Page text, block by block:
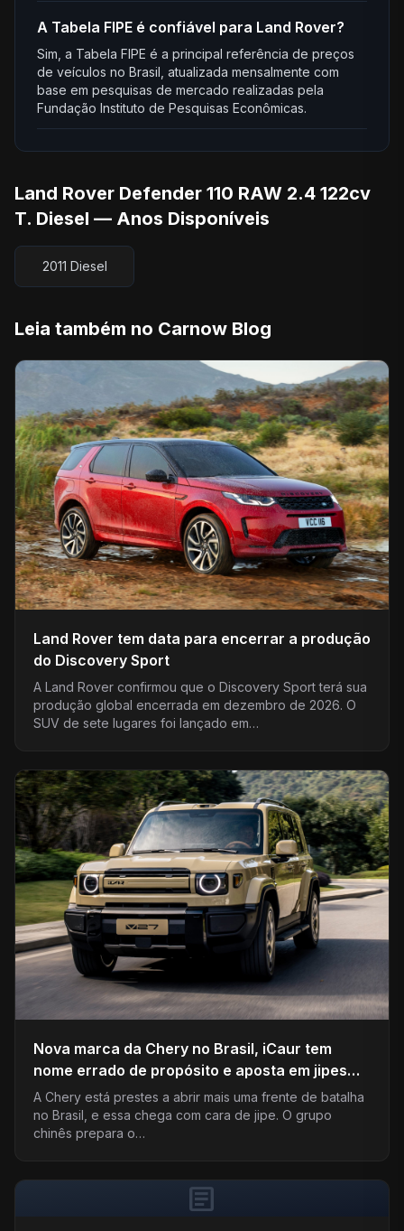
A Tabela FIPE é confiável para Land Rover?
Sim, a Tabela FIPE é a principal referência de preços
de veículos no Brasil, atualizada mensalmente com
base em pesquisas de mercado realizadas pela
Fundação Instituto de Pesquisas Econômicas.
Land Rover Defender 110 RAW 2.4 122cv
T. Diesel — Anos Disponíveis
2011 Diesel
Leia também no Carnow Blog
Land Rover tem data para encerrar a produção
do Discovery Sport
A Land Rover confirmou que o Discovery Sport terá sua
produção global encerrada em dezembro de 2026. O
SUV de sete lugares foi lançado em…
Nova marca da Chery no Brasil, iCaur tem
nome errado de propósito e aposta em jipes
elétricos
A Chery está prestes a abrir mais uma frente de batalha
no Brasil, e essa chega com cara de jipe. O grupo
chinês prepara o…
article